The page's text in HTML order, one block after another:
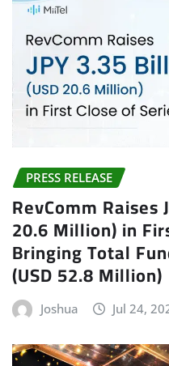
PRESS RELEASE
RevComm Raises
20.6 Million) in
Bringing Total
(USD 52.8 Million)
Joshua Jul 24,